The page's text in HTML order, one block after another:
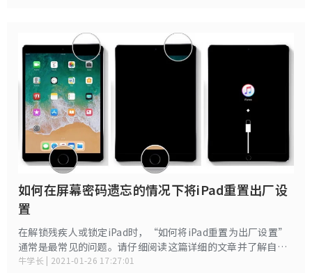
如何在屏幕密码遗忘的情况下将iPad重置出厂设
置
在解锁残疾人或锁定iPad时，“如何将iPad重置为出厂设置”
通常是最常见的问题。请仔细阅读这篇详细的文章并了解自
己。
牛学长 | 2021-01-26 17:27:01